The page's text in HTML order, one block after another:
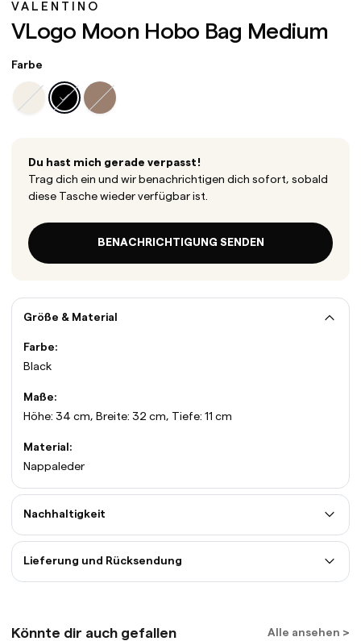
VALENTINO
VLogo Moon Hobo Bag Medium
Farbe
Du hast mich gerade verpasst!
Trag dich ein und wir benachrichtigen dich sofort, sobald
diese Tasche wieder verfügbar ist.
BENACHRICHTIGUNG SENDEN
Größe & Material
Farbe:
Black
Maße:
Höhe: 34 cm, Breite: 32 cm, Tiefe: 11 cm
Material:
Nappaleder
Nachhaltigkeit
Lieferung und Rücksendung
Könnte dir auch gefallen Alle ansehen >